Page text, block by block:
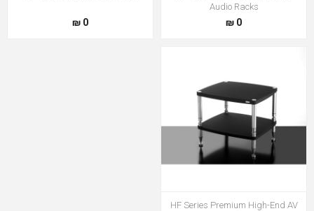
Audio Racks
0 ₪
0 ₪
HF Series Premium High-End AV